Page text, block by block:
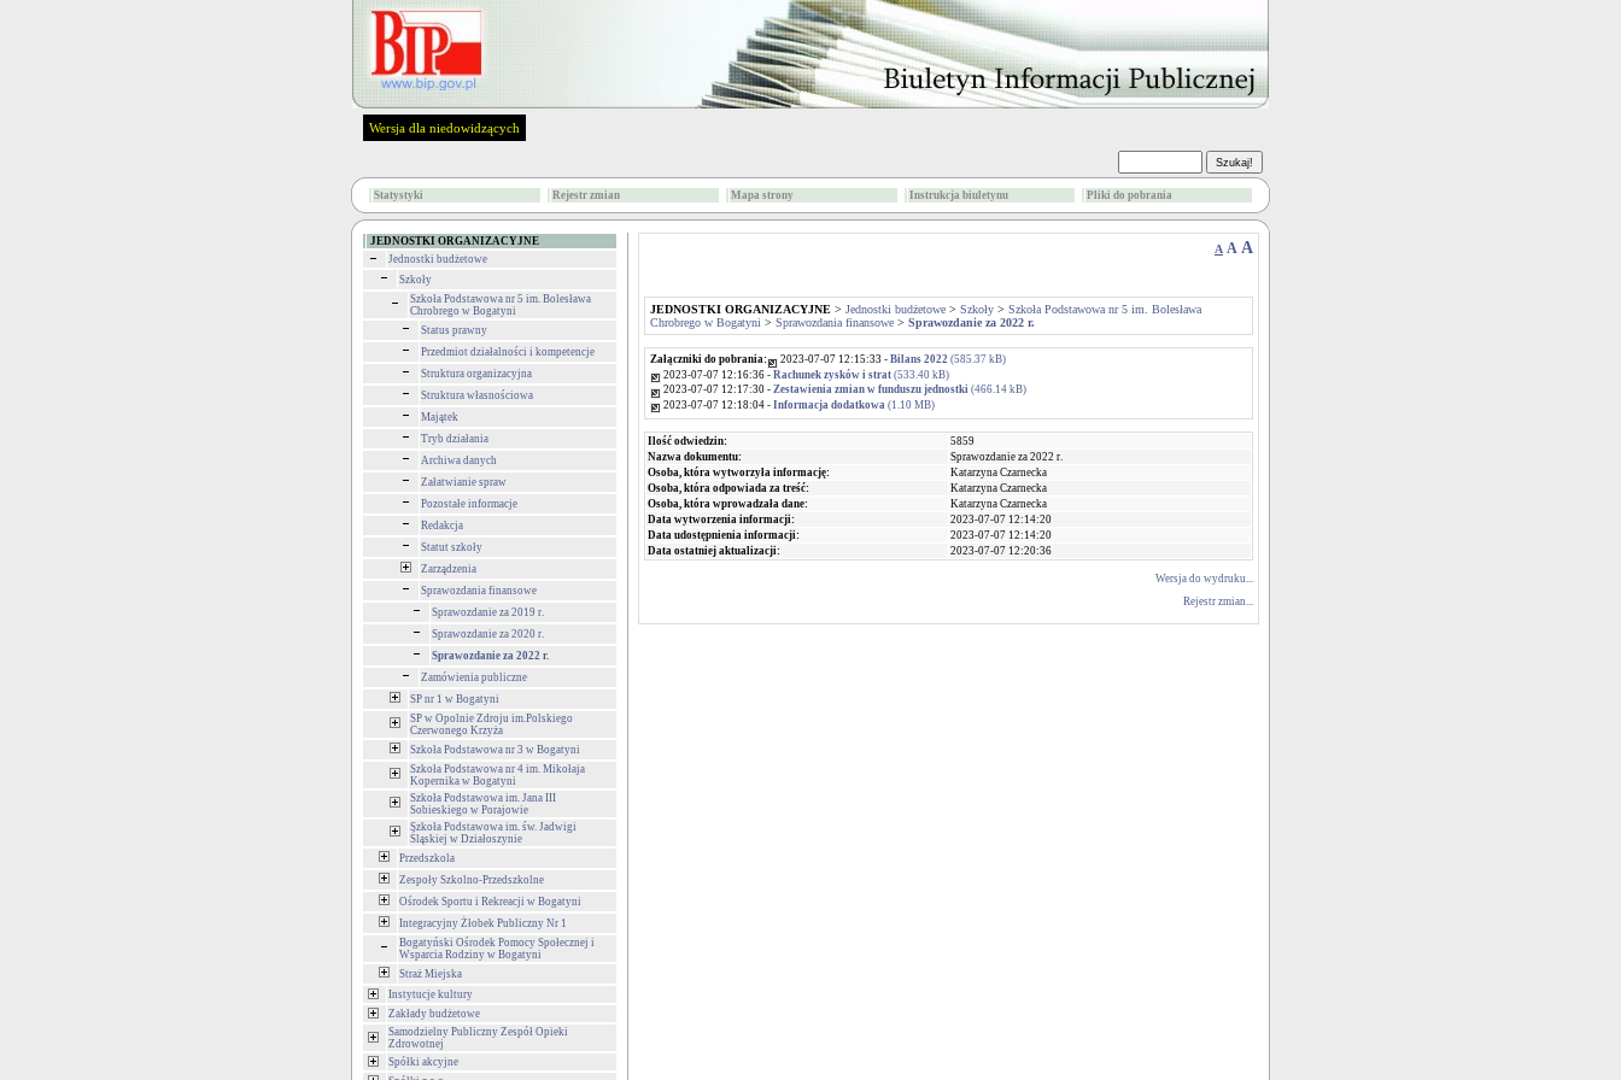
Wersja dla niedowidzących
Statystyki Rejestr zmian Mapa strony Instrukcja biuletynu Pliki do pobrania
JEDNOSTKI ORGANIZACYJNE
Jednostki budżetowe
Szkoły
Szkoła Podstawowa nr 5 im. Bolesława
Chrobrego w Bogatyni
Status prawny
Przedmiot działalności i kompetencje
Struktura organizacyjna
Struktura własnościowa
Majątek
Tryb działania
Archiwa danych
Załatwianie spraw
Pozostałe informacje
Redakcja
Statut szkoły
Zarządzenia
Sprawozdania finansowe
Sprawozdanie za 2019 r.
Sprawozdanie za 2020 r.
Sprawozdanie za 2022 r.
Zamówienia publiczne
SP nr 1 w Bogatyni
SP w Opolnie Zdroju im.Polskiego
Czerwonego Krzyża
Szkoła Podstawowa nr 3 w Bogatyni
Szkoła Podstawowa nr 4 im. Mikołaja
Kopernika w Bogatyni
Szkoła Podstawowa im. Jana III
Sobieskiego w Porajowie
Szkoła Podstawowa im. św. Jadwigi
Śląskiej w Działoszynie
Przedszkola
Zespoły Szkolno-Przedszkolne
Ośrodek Sportu i Rekreacji w Bogatyni
Integracyjny Żłobek Publiczny Nr 1
Bogatyński Ośrodek Pomocy Społecznej i
Wsparcia Rodziny w Bogatyni
Straż Miejska
Instytucje kultury
Zakłady budżetowe
Samodzielny Publiczny Zespół Opieki
Zdrowotnej
Spółki akcyjne
A A A
JEDNOSTKI ORGANIZACYJNE > Jednostki budżetowe > Szkoły > Szkoła Podstawowa nr 5 im. Bolesława
Chrobrego w Bogatyni > Sprawozdania finansowe > Sprawozdanie za 2022 r.
Załączniki do pobrania: 2023-07-07 12:15:33 - Bilans 2022 (585.37 kB)
2023-07-07 12:16:36 - Rachunek zysków i strat (533.40 kB)
2023-07-07 12:17:30 - Zestawienia zmian w funduszu jednostki (466.14 kB)
2023-07-07 12:18:04 - Informacja dodatkowa (1.10 MB)
Ilość odwiedzin:
5859
Nazwa dokumentu:
Sprawozdanie za 2022 r.
Osoba, która wytworzyła informację:
Katarzyna Czarnecka
Osoba, która odpowiada za treść:
Katarzyna Czarnecka
Osoba, która wprowadzała dane:
Katarzyna Czarnecka
Data wytworzenia informacji:
2023-07-07 12:14:20
Data udostępnienia informacji:
2023-07-07 12:14:20
Data ostatniej aktualizacji:
2023-07-07 12:20:36
Wersja do wydruku...
Rejestr zmian...